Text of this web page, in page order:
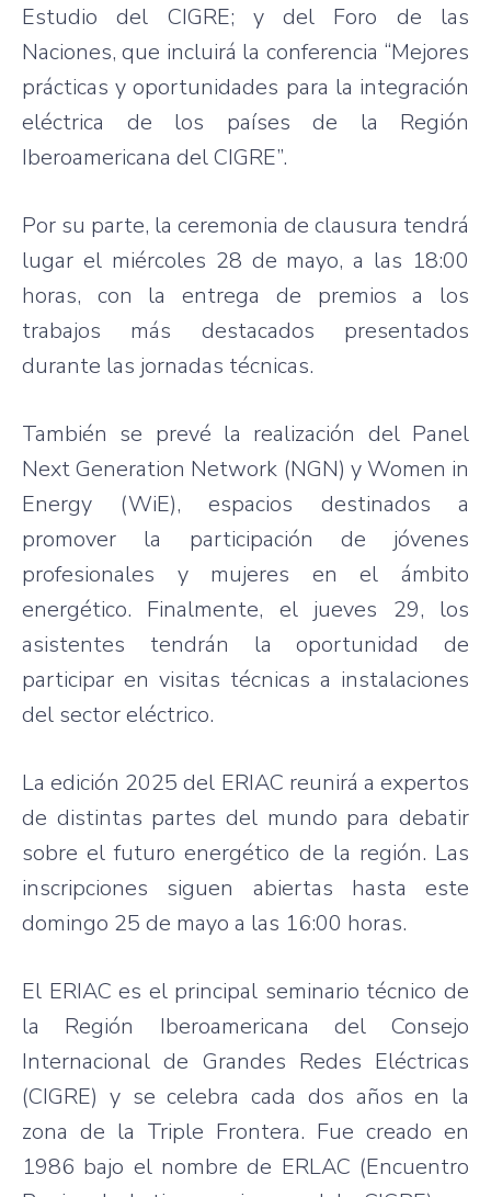
Estudio del CIGRE; y del Foro de las
Naciones, que incluirá la conferencia “Mejores
prácticas y oportunidades para la integración
eléctrica de los países de la Región
Iberoamericana del CIGRE”.
Por su parte, la ceremonia de clausura tendrá
lugar el miércoles 28 de mayo, a las 18:00
horas, con la entrega de premios a los
trabajos más destacados presentados
durante las jornadas técnicas.
También se prevé la realización del Panel
Next Generation Network (NGN) y Women in
Energy (WiE), espacios destinados a
promover la participación de jóvenes
profesionales y mujeres en el ámbito
energético. Finalmente, el jueves 29, los
asistentes tendrán la oportunidad de
participar en visitas técnicas a instalaciones
del sector eléctrico.
La edición 2025 del ERIAC reunirá a expertos
de distintas partes del mundo para debatir
sobre el futuro energético de la región. Las
inscripciones siguen abiertas hasta este
domingo 25 de mayo a las 16:00 horas.
El ERIAC es el principal seminario técnico de
la Región Iberoamericana del Consejo
Internacional de Grandes Redes Eléctricas
(CIGRE) y se celebra cada dos años en la
zona de la Triple Frontera. Fue creado en
1986 bajo el nombre de ERLAC (Encuentro